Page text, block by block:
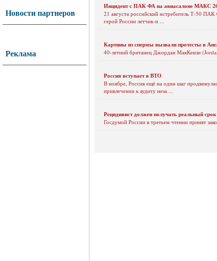
Новости партнеров
Реклама
Инцидент с ПАК ФА на авиасалоне МАКС
21 августа российский истребитель Т-50 ПАК
герой России летчик-и ...
Картины из спермы вызвали протесты в
40-летний британец Джордан МакКензи
Россия вступает в ВТО
В ноябре, Россия ещё на один шаг
привлечении к аудиту неза ...
Рецидивист должен получать реальный срок
Госдумой России в третьем чтении принят